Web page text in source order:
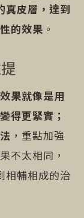
皮層，達到
的效果 。
果就像是用
得更緊實；
，重點加強
不太相同，
相輔相成的治